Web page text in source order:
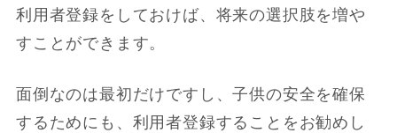
利用者登録をしておけば、将来の選択肢を増や
すことができます。
面倒なのは最初だけですし、子供の安全を確保
するためにも、利用者登録することをお勧めし